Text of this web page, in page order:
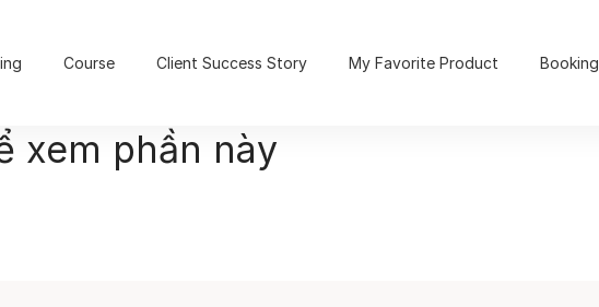
Course Client Success Story My Favorite Product Booking
xem phần này